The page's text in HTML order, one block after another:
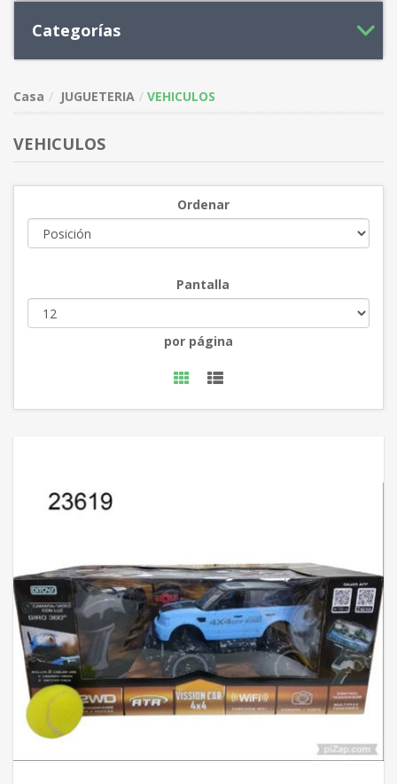
Categorías
Casa JUGUETERIA VEHICULOS
VEHICULOS
Ordenar
Pantalla
por página